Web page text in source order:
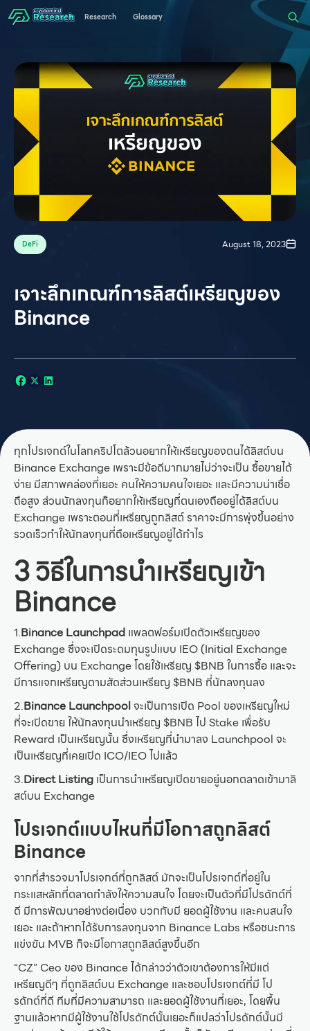
Research Glossary
DeFi August 18, 2023
เจาะลึกเกณฑ์การลิสต์เหรียญของ
Binance
ทุกโปรเจกต์ในโลกคริปโตล้วนอยากให้เหรียญของตนได้ลิสต์บน
Binance Exchange เพราะมีข้อดีมากมายไม่ว่าจะเป็น ซื้อขายได้
ง่าย มีสภาพคล่องที่เยอะ คนให้ความคนใจเยอะ และมีความน่าเชื่อ
ถือสูง ส่วนนักลงทุนก็อยากให้เหรียญที่ตนเองถืออยู่ได้ลิสต์บน
Exchange เพราะตอนที่เหรียญถูกลิสต์ ราคาจะมีการพุ่งขึ้นอย่าง
รวดเร็วทำให้นักลงทุนที่ถือเหรียญอยู่ได้กำไร
3 วิธีในการนำเหรียญเข้า
Binance
1.Binance Launchpad แพลตฟอร์มเปิดตัวเหรียญของ
Exchange ซึ่งจะเปิดระดมทุนรูปแบบ IEO (Initial Exchange
Offering) บน Exchange โดยใช้เหรียญ $BNB ในการซื้อ และจะ
มีการแจกเหรียญตามสัดส่วนเหรียญ $BNB ที่นักลงทุนลง
2.Binance Launchpoolจะเป็นการเปิด Pool ของเหรียญใหม่
ที่จะเปิดขาย ให้นักลงทุนนำเหรียญ $BNB ไป Stake เพื่อรับ
Reward เป็นเหรียญนั้น ซึ่งเหรียญที่นำมาลง Launchpool จะ
เป็นเหรียญที่เคยเปิด ICO/IEO ไปแล้ว
3.Direct Listing เป็นการนำเหรียญเปิดขายอยู่นอกตลาดเข้ามาลิ
สต์บน Exchange
โปรเจกต์แบบไหนที่มีโอกาสถูกลิสต์
Binance
จากที่สำรวจมาโปรเจกต์ที่ถูกลิสต์ มักจะเป็นโปรเจกต์ที่อยู่ใน
กระแสหลักที่ตลาดกำลังให้ความสนใจ โดยจะเป็นตัวที่มีโปรดักต์ที่
ดี มีการพัฒนาอย่างต่อเนื่อง บวกกับมี ยอดผู้ใช้งาน และคนสนใจ
เยอะ และถ้าหากได้รับการลงทุนจาก Binance Labs หรือชนะการ
แข่งขัน MVB ก็จะมีโอกาสถูกลิสต์สูงขึ้นอีก
“CZ” Ceo ของ Binance ได้กล่าวว่าตัวเขาต้องการให้มีแต่
เหรียญดีๆ ที่ถูกลิสต์บน Exchange และชอบโปรเจกต์ที่มี โป
รดักต์ที่ดี ทีมที่มีความสามารถ และยอดผู้ใช้งานที่เยอะ, โดยพื้น
ฐานแล้วหากมีผู้ใช้งานใช้โปรดักต์นั้นเยอะก็แปลว่าโปรดักต์นั้นมี